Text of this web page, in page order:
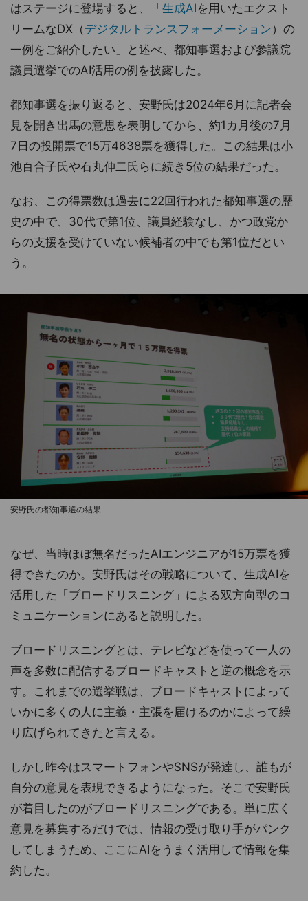
はステージに登場すると、「生成AIを用いたエクスト
リームなDX（ デジタルトランスフォーメーション ）の
一例をご紹介したい」と述べ、都知事選および参議院
議員選挙でのAI活用の例を披露した。
都知事選を振り返ると、安野氏は2024年6月に記者会
見を開き出馬の意思を表明してから、約1カ月後の7月
7日の投開票で15万4638票を獲得した。この結果は小
池百合子氏や石丸伸二氏らに続き5位の結果だった。
なお、この得票数は過去に22回行われた都知事選の歴
史の中で、30代で第1位、議員経験なし、かつ政党か
らの支援を受けていない候補者の中でも第1位だとい
う。
安野氏の都知事選の結果
なぜ、当時ほぼ無名だったAIエンジニアが15万票を獲
得できたのか。安野氏はその戦略について、生成AIを
活用した「ブロードリスニング」による双方向型のコ
ミュニケーションにあると説明した。
ブロードリスニングとは、テレビなどを使って一人の
声を多数に配信するブロードキャストと逆の概念を示
す。これまでの選挙戦は、ブロードキャストによって
いかに多くの人に主義・主張を届けるのかによって繰
り広げられてきたと言える。
しかし昨今はスマートフォンやSNSが発達し、誰もが
自分の意見を表現できるようになった。そこで安野氏
が着目したのがブロードリスニングである。単に広く
意見を募集するだけでは、情報の受け取り手がパンク
してしまうため、ここにAIをうまく活用して情報を集
約した。